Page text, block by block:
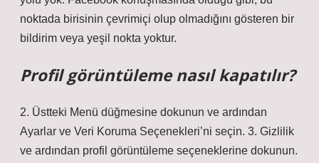
noktada birisinin çevrimiçi olup olmadığını gösteren bir
bildirim veya yeşil nokta yoktur.
Profil görüntüleme nasıl kapatılır?
2. Üstteki Menü düğmesine dokunun ve ardından
Ayarlar ve Veri Koruma Seçenekleri’ni seçin. 3. Gizlilik
ve ardından profil görüntüleme seçeneklerine dokunun.